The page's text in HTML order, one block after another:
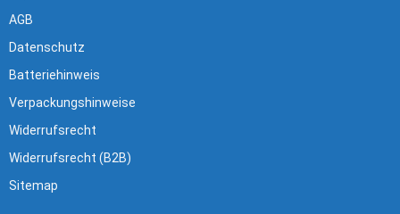
AGB
Datenschutz
Batteriehinweis
Verpackungshinweise
Widerrufsrecht
Widerrufsrecht (B2B)
Sitemap